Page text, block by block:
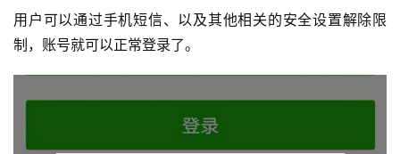
用户可以通过手机短信、以及其他相关的安全设置解除限
制，账号就可以正常登录了。